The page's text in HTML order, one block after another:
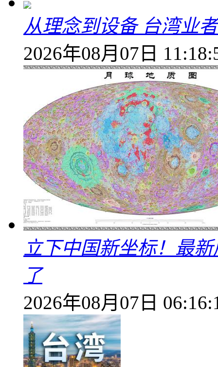
从理念到设备 台湾业
2026年08月07日
立下中国新坐标！最
了
2026年08月07日